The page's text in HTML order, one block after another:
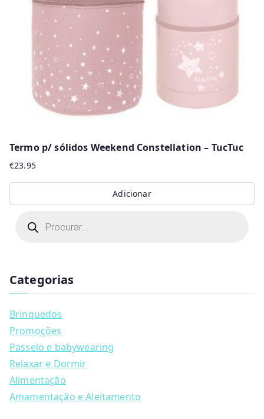
Termo p/ sólidos Weekend Constellation – TucTuc
€23.95
Adicionar
s
s
a
r
c
h
Categorias
Brinquedos
Promoções
Passeio e babywearing
Relaxar e Dormir
Alimentação
Amamentação e Aleitamento